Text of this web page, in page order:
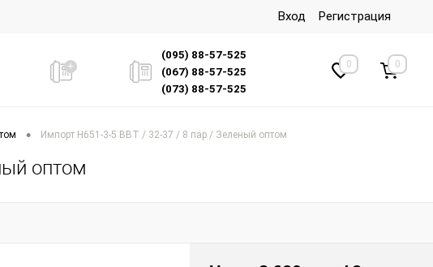
Вход Регистрация
(095) 88-57-525
(067) 88-57-525
(073) 88-57-525
0 0
• Импорт H651-3-5 BBT / 32-37 / 8 пар / Зеленый оптом
оптом